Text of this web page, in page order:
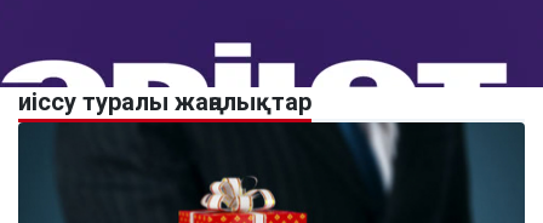
иіссу туралы жаңалықтар